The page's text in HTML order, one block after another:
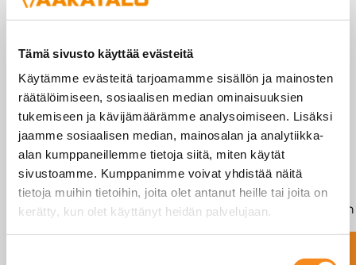
Tämä sivusto käyttää evästeitä
Käytämme evästeitä tarjoamamme sisällön ja mainosten
räätälöimiseen, sosiaalisen median ominaisuuksien
tukemiseen ja kävijämäärämme analysoimiseen. Lisäksi
jaamme sosiaalisen median, mainosalan ja analytiikka-
alan kumppaneillemme tietoja siitä, miten käytät
sivustoamme. Kumppanimme voivat yhdistää näitä
tietoja muihin tietoihin, joita olet antanut heille tai joita on
kerätty, kun olet käyttänyt heidän palvelujaan.
RST koteloidulla vaakapäätteellä Holi HL318L-
Järeä rakenne ruostumattomasta teräksestä,
paino noin 22kg / kpl (palkki), joka kuitenkin
helposti siirrettävissä.
Mitat 100 x 12 cm. Toimituksessa kaksi palkkia ja
vaakapääte seinäkiinnikkeellä.
Malli
Palkin
pituus
Palkin
leveys
Kapasiteetti
Näytön
porras